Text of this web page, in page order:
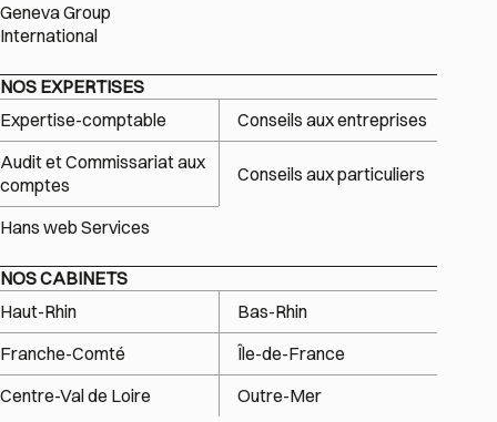
Geneva Group
International
NOS EXPERTISES
Expertise-comptable
Conseils aux entreprises
Audit et Commissariat aux
comptes
Conseils aux particuliers
Hans web Services
NOS CABINETS
Haut-Rhin
Bas-Rhin
Franche-Comté
Île-de-France
Centre-Val de Loire
Outre-Mer